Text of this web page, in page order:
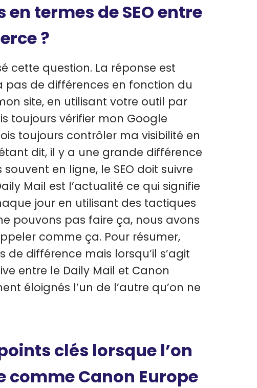
termes de SEO entre
?
cette question. La réponse est
pas de différences en fonction du
site, en utilisant votre outil par
toujours vérifier mon Google
toujours contrôler ma visibilité en
dit, il y a une grande différence
en ligne, le SEO doit suivre
Mail est l’actualité ce qui signifie
jour en utilisant des tactiques
pouvons pas faire ça, nous avons
comme ça. Pour résumer,
de différence mais lorsqu’il s’agit
entre le Daily Mail et Canon
éloignés l’un de l’autre qu’on ne
clés lorsque l’on
Canon Europe